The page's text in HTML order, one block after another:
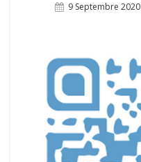
Posted
9 Septembre 2020